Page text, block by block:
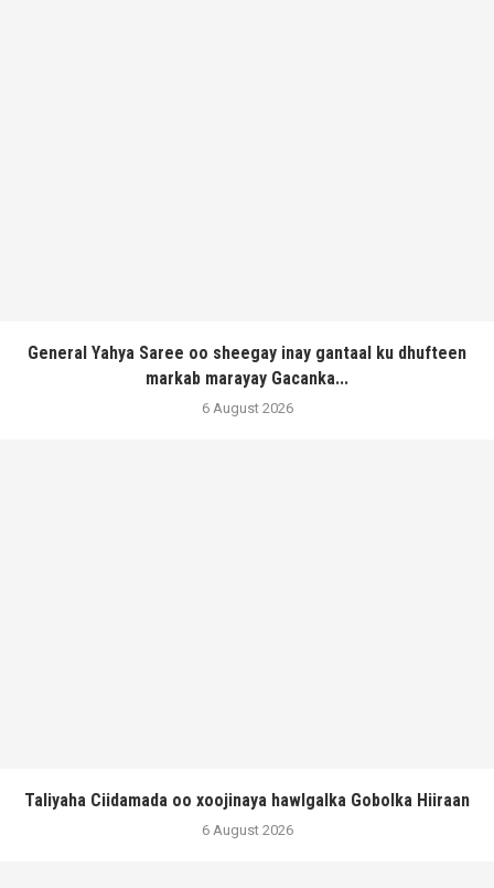
General Yahya Saree oo sheegay inay gantaal ku dhufteen
markab marayay Gacanka...
6 August 2026
Taliyaha Ciidamada oo xoojinaya hawlgalka Gobolka Hiiraan
6 August 2026